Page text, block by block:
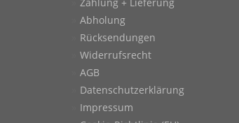
Abholung
Rücksendungen
Widerrufsrecht
AGB
Datenschutzerklärung
Impressum